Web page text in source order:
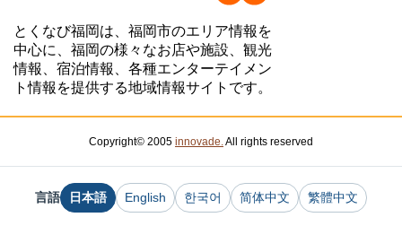
とくなび福岡は、福岡市のエリア情報を
中心に、福岡の様々なお店や施設、観光
情報、宿泊情報、各種エンターテイメン
ト情報を提供する地域情報サイトです。
Copyright© 2005 innovade. All rights reserved
言語 日本語 English 한국어 简体中文 繁體中文